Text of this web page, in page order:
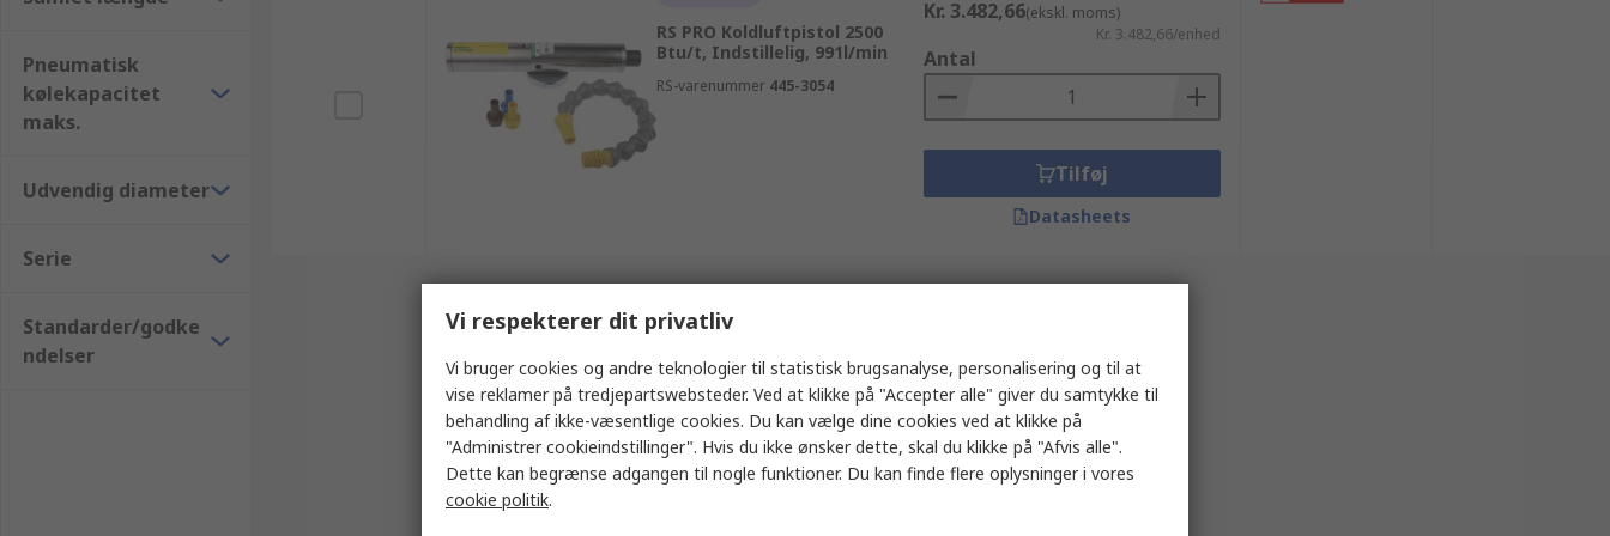
Pneumatisk
kølekapacitet
maks.
Udvendig diameter
Serie
Standarder/godke
ndelser
RS PRO Koldluftpistol 2500
Btu/t, Indstillelig, 991l/min
RS-varenummer 445-3054
Kr. 3.482,66(ekskl. moms)
Kr. 3.482,66/enhed
Antal
Tilføj
Datasheets
Vi respekterer dit privatliv
Vi bruger cookies og andre teknologier til statistisk brugsanalyse, personalisering og til at
vise reklamer på tredjepartswebsteder. Ved at klikke på "Accepter alle" giver du samtykke til
behandling af ikke-væsentlige cookies. Du kan vælge dine cookies ved at klikke på
"Administrer cookieindstillinger". Hvis du ikke ønsker dette, skal du klikke på "Afvis alle".
Dette kan begrænse adgangen til nogle funktioner. Du kan finde flere oplysninger i vores
cookie politik.